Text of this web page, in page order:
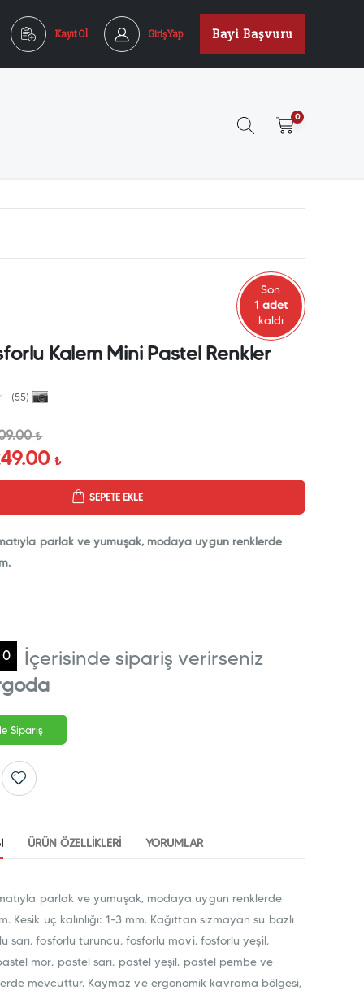
Kayıt Ol Giriş Yap Bayi Başvuru
0
Son
1 adet
kaldı
Kalem Mini Pastel Renkler
(55)
₺
₺
SEPETE EKLE
parlak ve yumuşak, modaya uygun renklerde
0
İçerisinde sipariş verirseniz
Sipariş
ÜRÜN ÖZELLIKLERI YORUMLAR
parlak ve yumuşak, modaya uygun renklerde
Kesik uç kalınlığı: 1-3 mm. Kağıttan sızmayan su bazlı
sarı, fosforlu turuncu, fosforlu mavi, fosforlu yeşil,
mor, pastel sarı, pastel yeşil, pastel pembe ve
mevcuttur. Kaymaz ve ergonomik kavrama bölgesi,